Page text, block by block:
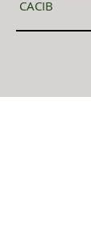
CACIB